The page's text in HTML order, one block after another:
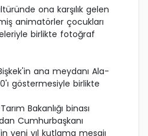
ona karşılık gelen
animatörler çocukları
birlikte fotoğraf
ana meydanı Ala-
göstermesiyle birlikte
Bakanlığı binası
Cumhurbaşkanı
yeni yıl kutlama mesajı